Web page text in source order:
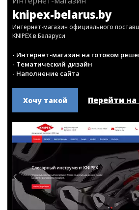
Интернет-магазин
knipex-belarus.by
Интернет-магазин официального
KNIPEX в Беларуси
- Интернет-магазин на готовом
- Тематический дизайн
- Наполнение сайта
Хочу такой Перейти на